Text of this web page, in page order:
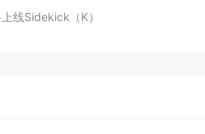
线Sidekick（K）